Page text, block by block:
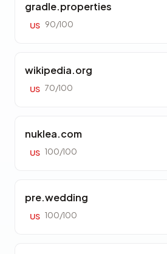
gradle.properties
US 90/100
wikipedia.org
US 70/100
nuklea.com
US 100/100
pre.wedding
US 100/100